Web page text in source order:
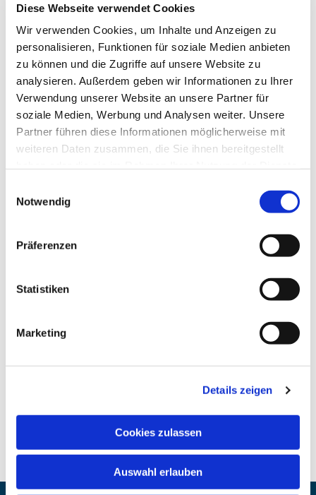
Diese Webseite verwendet Cookies
Wir verwenden Cookies, um Inhalte und Anzeigen zu
personalisieren, Funktionen für soziale Medien anbieten
zu können und die Zugriffe auf unsere Website zu
analysieren. Außerdem geben wir Informationen zu Ihrer
Verwendung unserer Website an unsere Partner für
soziale Medien, Werbung und Analysen weiter. Unsere
Partner führen diese Informationen möglicherweise mit
weiteren Daten zusammen, die Sie ihnen bereitgestellt
Notwendig
Präferenzen
Statistiken
Marketing
Details zeigen
Cookies zulassen
Auswahl erlauben
Dies könnte Sie auch
interessieren